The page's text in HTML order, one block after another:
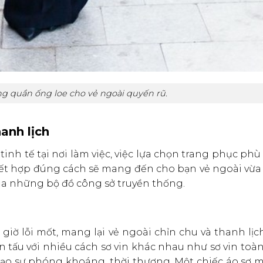
quần ống loe cho vẻ ngoài quyến rũ.
lịch
tế tại nơi làm việc, việc lựa chọn trang phục phù
hợp đúng cách sẽ mang đến cho bạn vẻ ngoài
những bộ đồ công sở truyền thống.
lỗi mốt, mang lại vẻ ngoài chỉn chu và thanh
với nhiều cách sơ vin khác nhau như sơ vin